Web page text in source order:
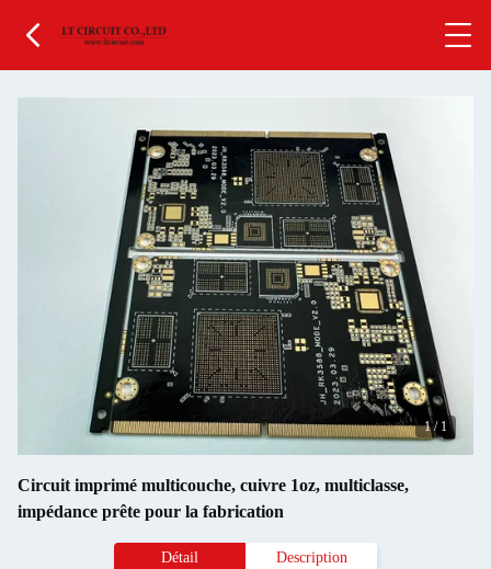
1/ 1
Circuit imprimé multicouche, cuivre 1oz, multiclasse,
impédance prête pour la fabrication
Détail Description